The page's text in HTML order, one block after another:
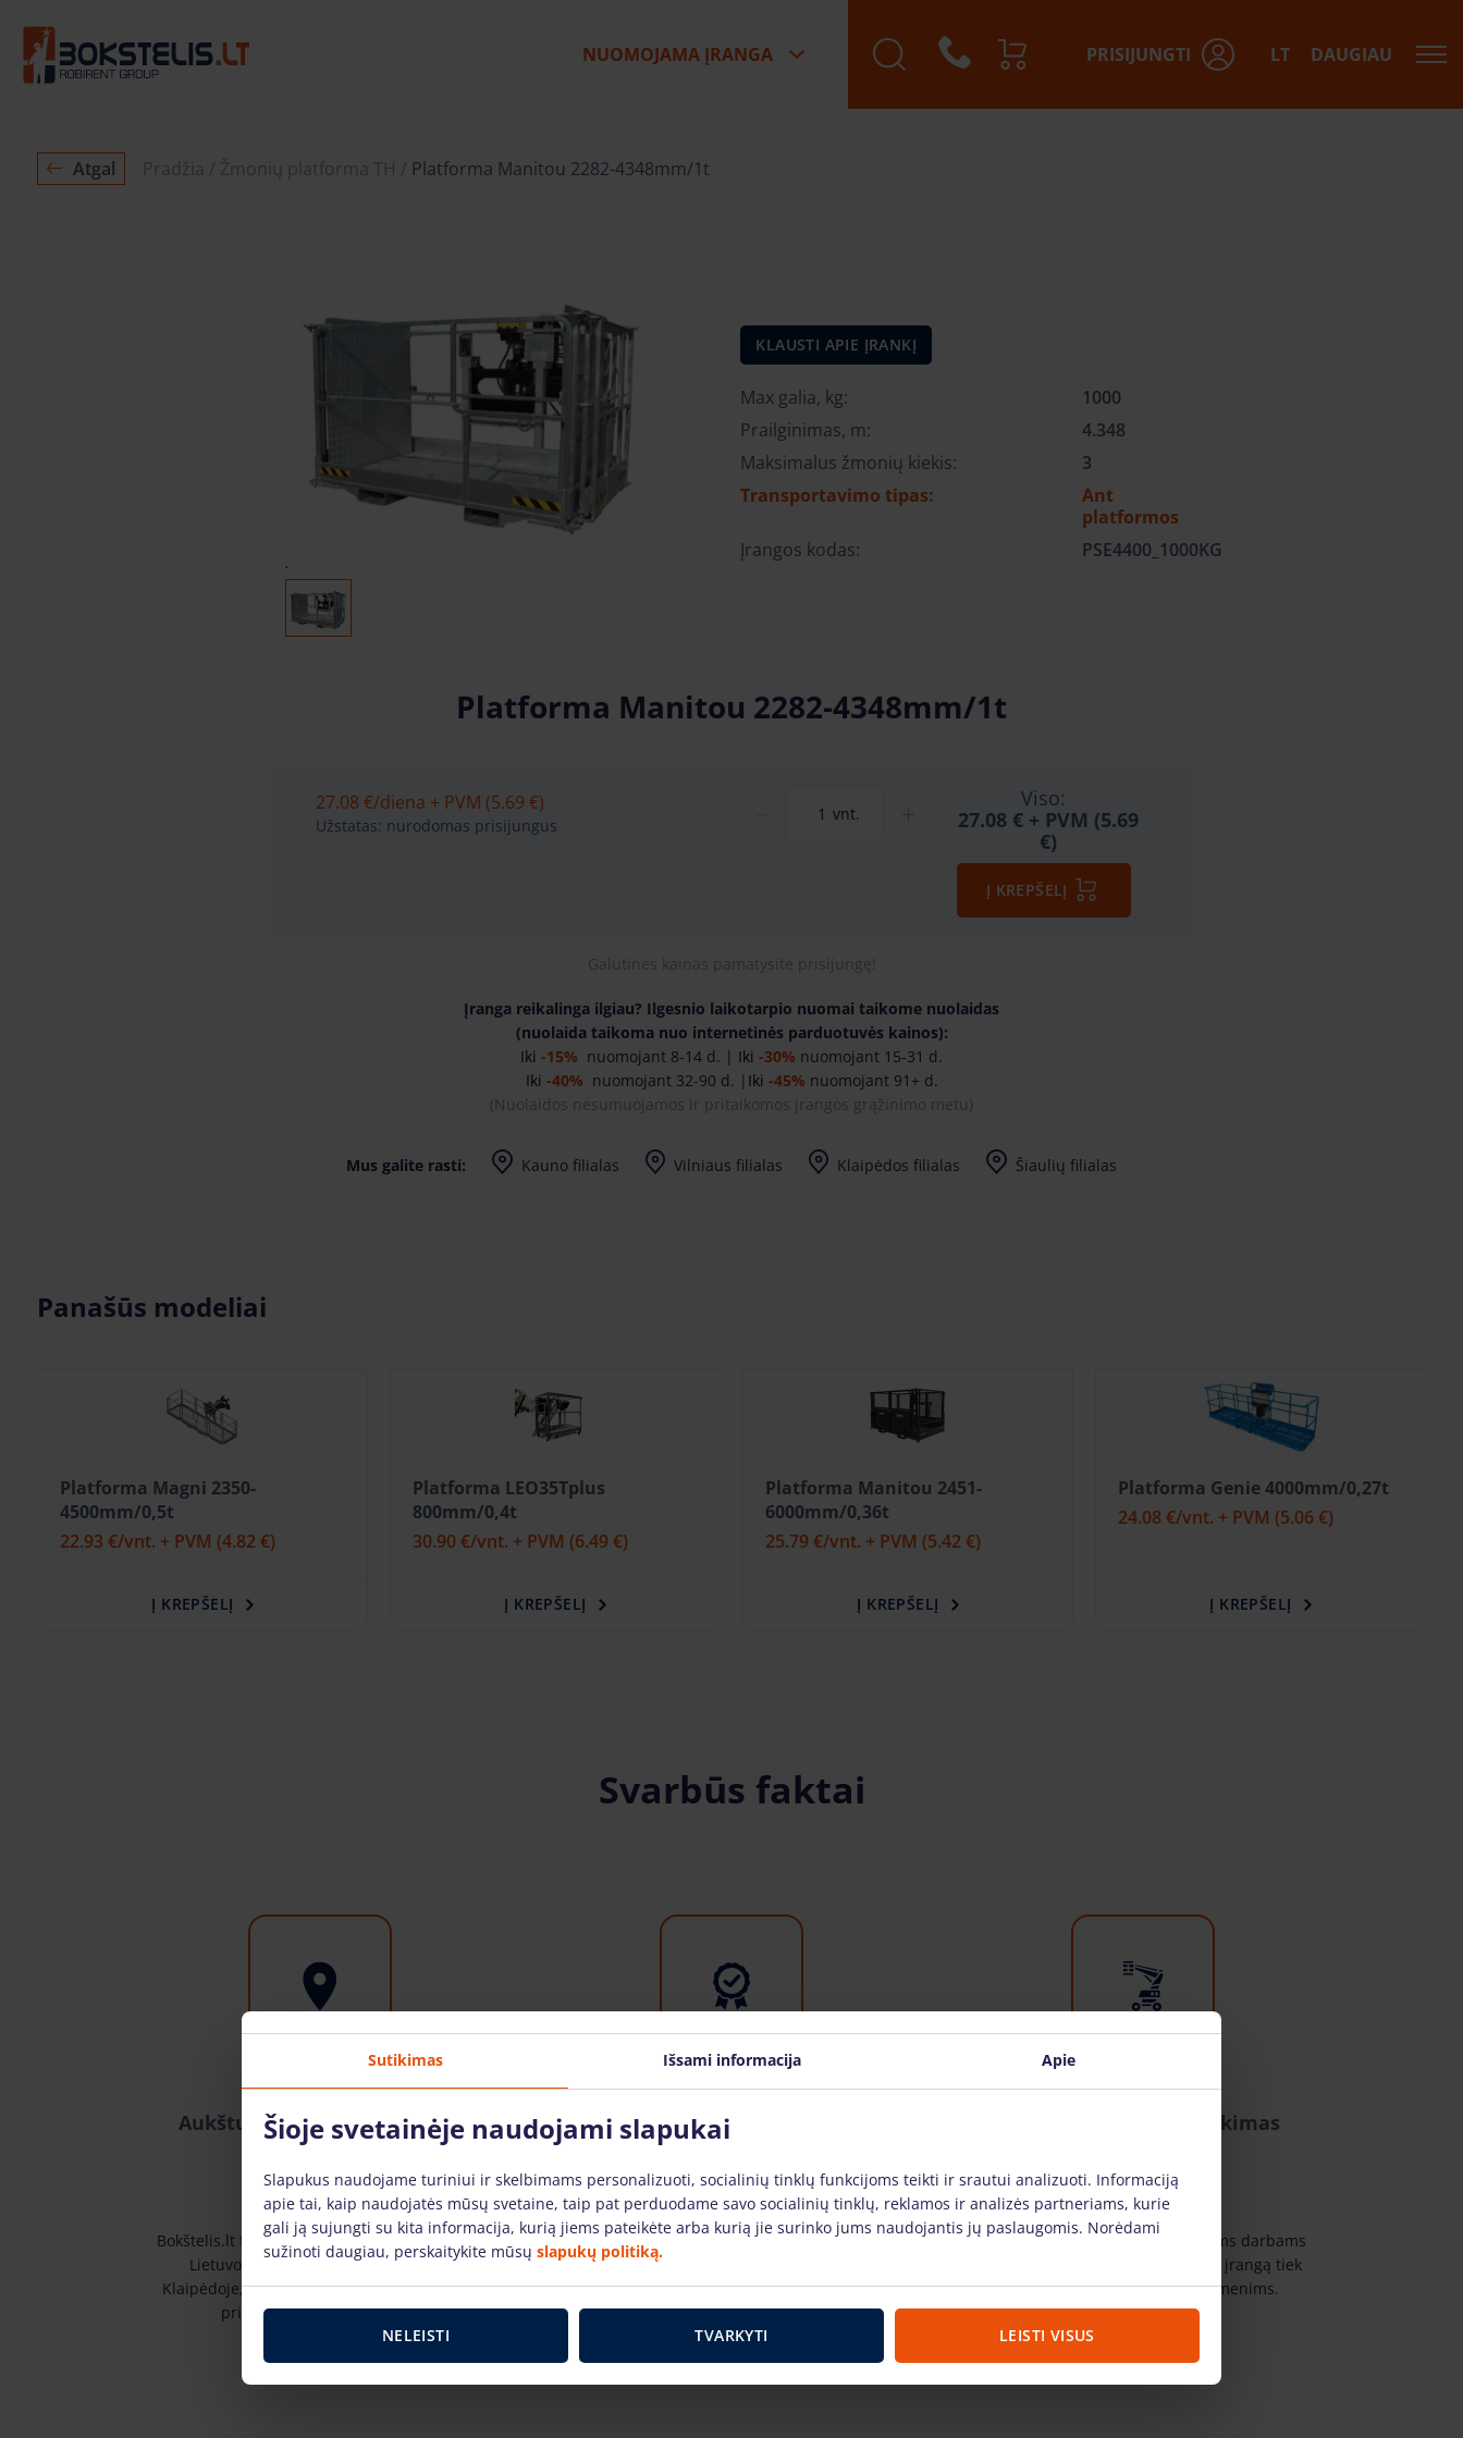
NUOMOJAMA ĮRANGA PRISIJUNGTI LT DAUGIAU
Atgal Pradžia Žmonių platforma TH Platforma Manitou 2282-4348mm/1t
KLAUSTI APIE ĮRANKĮ
Max galia, kg:
1000
Prailginimas, m:
4.348
Maksimalus žmonių kiekis:
3
Transportavimo tipas:
Ant
platformos
Įrangos kodas:
PSE4400_1000KG
Platforma Manitou 2282-4348mm/1t
27.08 €/diena + PVM (5.69 €)
Užstatas: nurodomas prisijungus
vnt.
Viso:
27.08 €+ PVM (5.69
€)
Į KREPŠELĮ
Galutines kainas pamatysite prisijungę!
Įranga reikalinga ilgiau? Ilgesnio laikotarpio nuomai taikome nuolaidas
(nuolaida taikoma nuo internetinės parduotuvės kainos):
Iki -15% nuomojant 8-14 d. | Iki -30% nuomojant 15-31 d.
Iki -40% nuomojant 32-90 d. | Iki -45% nuomojant 91+ d.
( Nuolaidos nesumuojamos ir pritaikomos įrangos grąžinimo metu)
Mus galite rasti: Kauno filialas Vilniaus filialas Klaipėdos filialas Šiaulių filialas
Panašūs modeliai
Platforma Magni 2350-
4500mm/0,5t
22.93 €/vnt. + PVM (4.82 €)
Į KREPŠELĮ
Platforma LEO35Tplus
800mm/0,4t
30.90 €/vnt. + PVM (6.49 €)
Į KREPŠELĮ
Platforma Manitou 2451-
6000mm/0,36t
25.79 €/vnt. + PVM (5.42 €)
Į KREPŠELĮ
Platforma Genie 4000mm/0,27t
24.08 €/vnt. + PVM (5.06 €)
Į KREPŠELĮ
Svarbūs faktai
Aukštuminės įrangos nuoma
visoje Lietuvoje
Bokštelis.lt filialus galite rasite didžiuosiuose
Lietuvos miestuose: Vilniuje, Kaune,
Klaipėdoje, Šiauliuose, Mažeikiuose. Įrangą
pristatome visoje Lietuvoje.
Tik žinomų gamintojų įranga
Pas mus rasite žinomiausių gamintojų ir
laiko patikrintą aukštuminiams darbams
skirtą įrangą. Mūsų nuomojama technika yra
techniškai tvarkinga ir tinkami naudoti.
Platus įrangos pasirinkimas
Pas mus rasite visą aukštuminiams darbams
reikalingą techniką. Nuomojame įrangą tiek
fiziniams, tiek juridiniams asmenims.
Sutikimas Išsami informacija Apie
Šioje svetainėje naudojami slapukai
Slapukus naudojame turiniui ir skelbimams personalizuoti, socialinių tinklų funkcijoms teikti ir srautui analizuoti. Informaciją
apie tai, kaip naudojatės mūsų svetaine, taip pat perduodame savo socialinių tinklų, reklamos ir analizės partneriams, kurie
gali ją sujungti su kita informacija, kurią jiems pateikėte arba kurią jie surinko jums naudojantis jų paslaugomis. Norėdami
sužinoti daugiau, perskaitykite mūsų slapukų politiką.
NELEISTI TVARKYTI LEISTI VISUS